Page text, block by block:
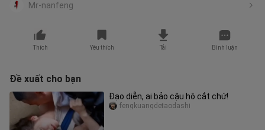
Mr-nanfeng
Thích Yêu thích Tải Bình luận
Đề xuất cho bạn
Đạo diễn, ai bảo cậu hô cắt chứ!
fengkuangdetaodashi